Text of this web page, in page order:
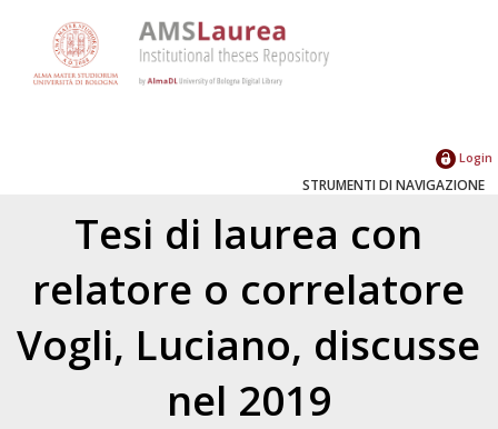
Login
STRUMENTI DI NAVIGAZIONE
Tesi di laurea con
relatore o correlatore
Vogli, Luciano, discusse
nel 2019